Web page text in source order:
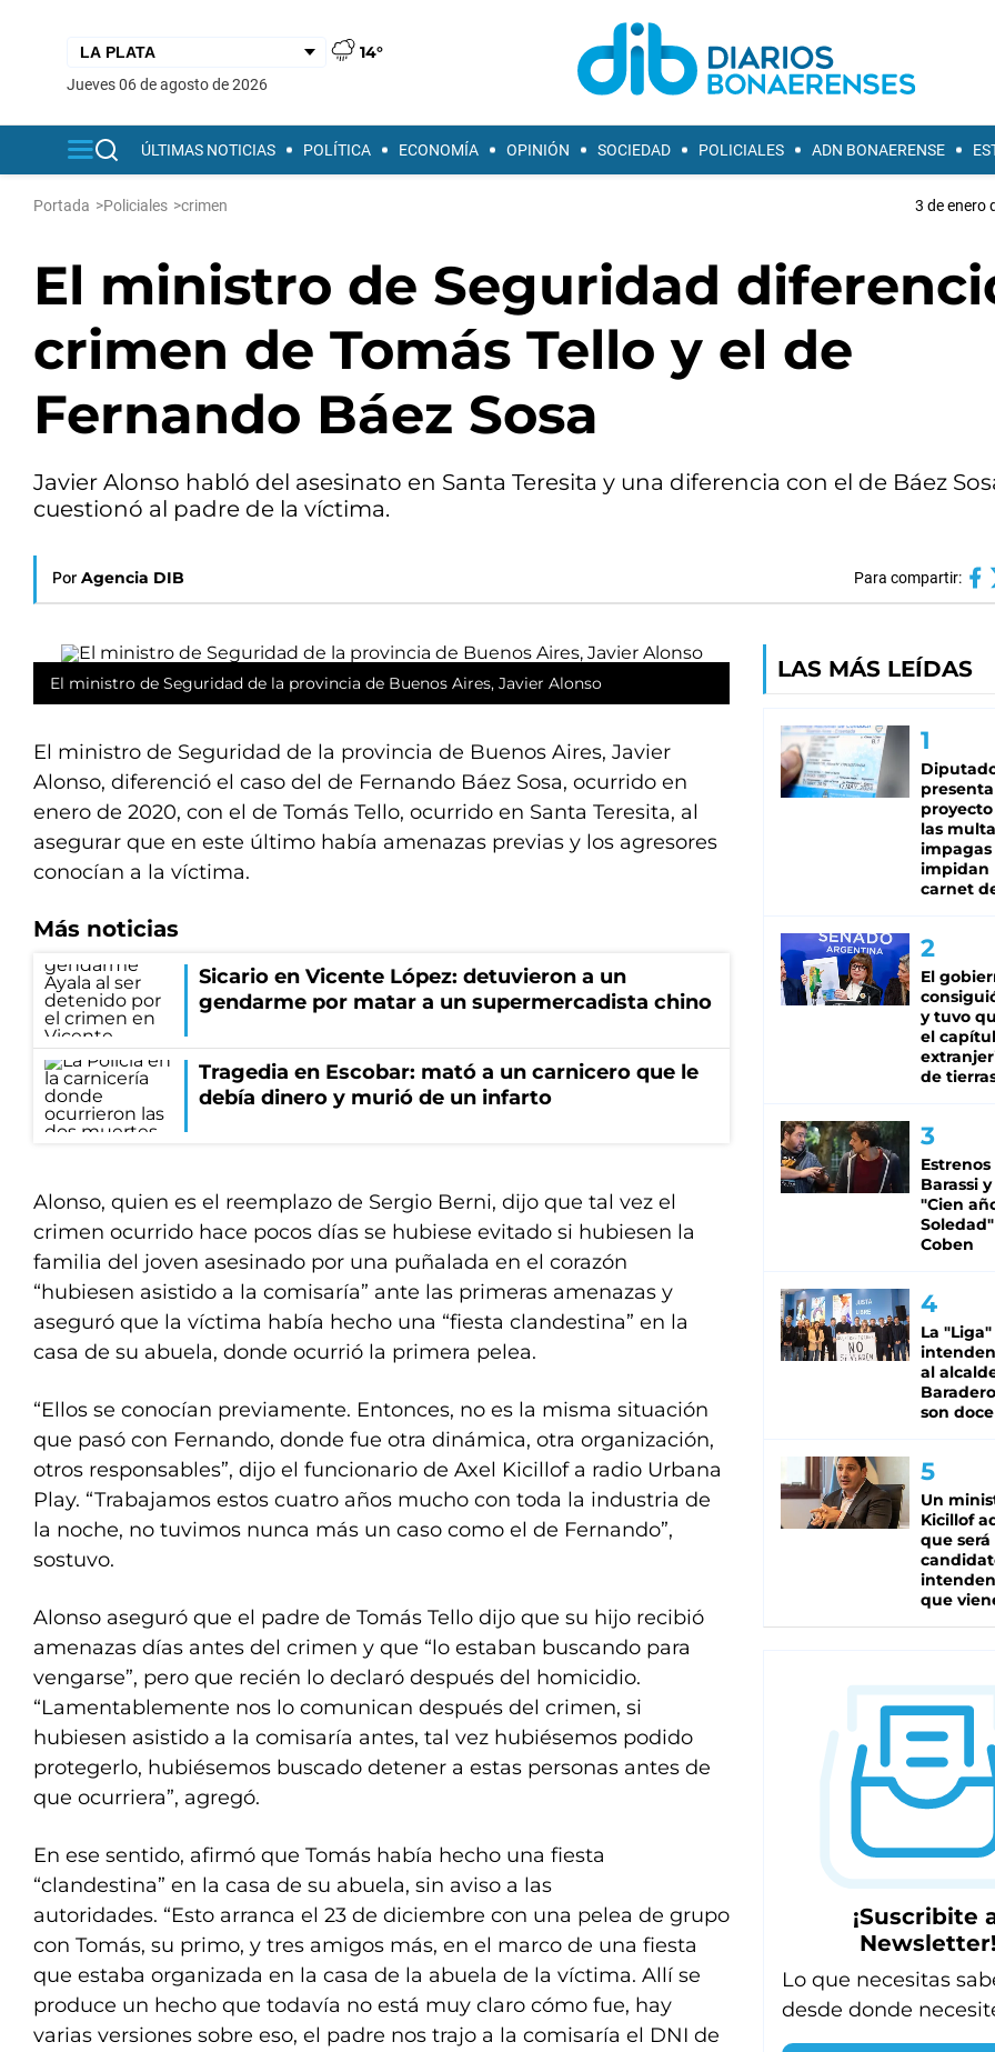
14°
jueves 06 de agosto de 2026
ÚLTIMAS NOTICIAS POLÍTICA ECONOMÍA OPINIÓN SOCIEDAD POLICIALES ADN BONAERENSE
Portada >Policiales >crimen 3 de enero
El ministro de Seguridad
crimen de Tomás Tello y el de
Fernando Báez Sosa
Javier Alonso habló del asesinato en Santa Teresita y una diferencia con el de Báez
cuestionó al padre de la víctima.
Por Agencia DIB Para compartir:
El ministro de Seguridad de la provincia de Buenos Aires, Javier Alonso
El ministro de Seguridad de la provincia de Buenos Aires, Javier
Alonso, diferenció el caso del de Fernando Báez Sosa, ocurrido en
enero de 2020, con el de Tomás Tello, ocurrido en Santa Teresita, al
asegurar que en este último había amenazas previas y los agresores
conocían a la víctima.
Más noticias
Sicario en Vicente López: detuvieron a un
gendarme por matar a un supermercadista chino
Tragedia en Escobar: mató a un carnicero que le
debía dinero y murió de un infarto
Alonso, quien es el reemplazo de Sergio Berni, dijo que tal vez el
crimen ocurrido hace pocos días se hubiese evitado si hubiesen la
familia del joven asesinado por una puñalada en el corazón
“hubiesen asistido a la comisaría” ante las primeras amenazas y
aseguró que la víctima había hecho una “fiesta clandestina” en la
casa de su abuela, donde ocurrió la primera pelea.
“Ellos se conocían previamente. Entonces, no es la misma situación
que pasó con Fernando, donde fue otra dinámica, otra organización,
otros responsables”, dijo el funcionario de Axel Kicillof a radio Urbana
Play. “Trabajamos estos cuatro años mucho con toda la industria de
la noche, no tuvimos nunca más un caso como el de Fernando”,
sostuvo.
Alonso aseguró que el padre de Tomás Tello dijo que su hijo recibió
amenazas días antes del crimen y que “lo estaban buscando para
vengarse”, pero que recién lo declaró después del homicidio.
“Lamentablemente nos lo comunican después del crimen, si
hubiesen asistido a la comisaría antes, tal vez hubiésemos podido
protegerlo, hubiésemos buscado detener a estas personas antes de
que ocurriera”, agregó.
En ese sentido, afirmó que Tomás había hecho una fiesta
“clandestina” en la casa de su abuela, sin aviso a las
autoridades. “Esto arranca el 23 de diciembre con una pelea de grupo
con Tomás, su primo, y tres amigos más, en el marco de una fiesta
que estaba organizada en la casa de la abuela de la víctima. Allí se
produce un hecho que todavía no está muy claro cómo fue, hay
varias versiones sobre eso, el padre nos trajo a la comisaría el DNI de
LAS MÁS LEÍDAS
las
impagas
impidan
carnet
El
y tuvo
el
de
Barassi
"Cien
Coben
La
al
son doce
Un
Kicillof
que será
que
¡Suscribite
Lo que necesitas
desde donde